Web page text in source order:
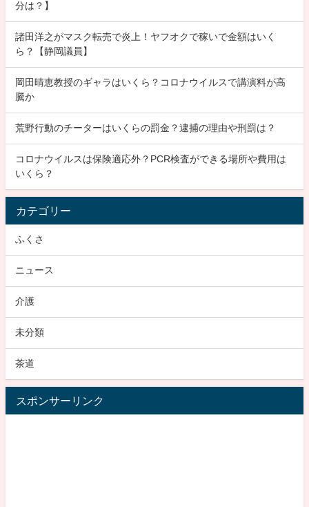
分は？】
諸田洋之がマスク転売で炎上！ヤフオクで稼いで金額はいく
ら？【静岡議員】
岡田晴恵教授のギャラはいくら？コロナウイルスで講演料が高
騰か
荒野行動のチーターはいくらの罰金？逮捕の理由や刑罰は？
コロナウイルスは保険適応外？PCR検査ができる場所や費用は
いくら？
カテゴリー
ふくさ
ニュース
介護
未分類
茶道
スポンサーリンク